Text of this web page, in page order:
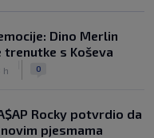
Dino Merlin
s Koševa
h 0
Rocky potvrdio da
pjesmama